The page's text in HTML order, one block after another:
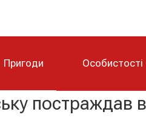
Пригоди Особистості
постраждав